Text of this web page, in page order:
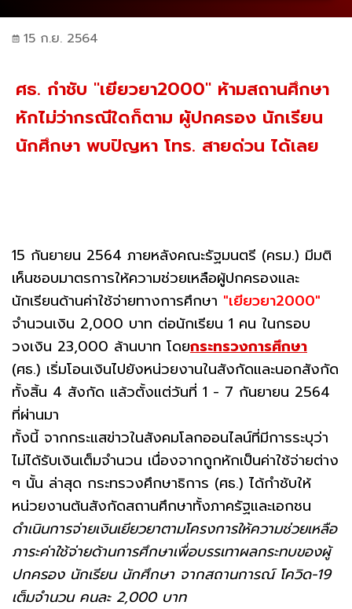
15 ก.ย. 2564
ศธ. กำชับ "เยียวยา2000" ห้ามสถานศึกษา
หักไม่ว่ากรณีใดก็ตาม ผู้ปกครอง นักเรียน
นักศึกษา พบปัญหา โทร. สายด่วน ได้เลย
15 กันยายน 2564 ภายหลังคณะรัฐมนตรี (ครม.) มีมติ
เห็นชอบมาตรการให้ความช่วยเหลือผู้ปกครองและ
นักเรียนด้านค่าใช้จ่ายทางการศึกษา "เยียวยา2000"
จำนวนเงิน 2,000 บาท ต่อนักเรียน 1 คน ในกรอบ
วงเงิน 23,000 ล้านบาท โดยกระทรวงการศึกษา
(ศธ.) เริ่มโอนเงินไปยังหน่วยงานในสังกัดและนอกสังกัด
ทั้งสิ้น 4 สังกัด แล้วตั้งแต่วันที่ 1 - 7 กันยายน 2564
ที่ผ่านมา
ทั้งนี้ จากกระแสข่าวในสังคมโลกออนไลน์ที่มีการระบุว่า
ไม่ได้รับเงินเต็มจำนวน เนื่องจากถูกหักเป็นค่าใช้จ่ายต่าง
ๆ นั้น ล่าสุด กระทรวงศึกษาธิการ (ศธ.) ได้กำชับให้
หน่วยงานต้นสังกัดสถานศึกษาทั้งภาครัฐและเอกชน
ดำเนินการจ่ายเงินเยียวยาตามโครงการให้ความช่วยเหลือ
ภาระค่าใช้จ่ายด้านการศึกษาเพื่อบรรเทาผลกระทบของผู้
ปกครอง นักเรียน นักศึกษา จากสถานการณ์ โควิด-19
เต็มจำนวน คนละ 2,000 บาท